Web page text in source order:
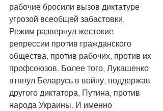
рабочие бросили вызов диктатуре
угрозой всеобщей забастовки.
Режим развернул жестокие
репрессии против гражданского
общества, против рабочих, против их
профсоюзов. Более того, Лукашенко
втянул Беларусь в войну, поддержав
другого диктатора, Путина, против
народа Украины. И именно